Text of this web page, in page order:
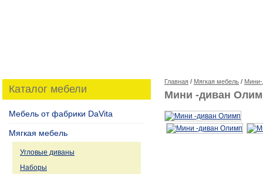
Каталог мебели
Мебель от фабрики DaVita
Мягкая мебель
Угловые диваны
Наборы
Главная / Мягкая мебель /
Мини -диван